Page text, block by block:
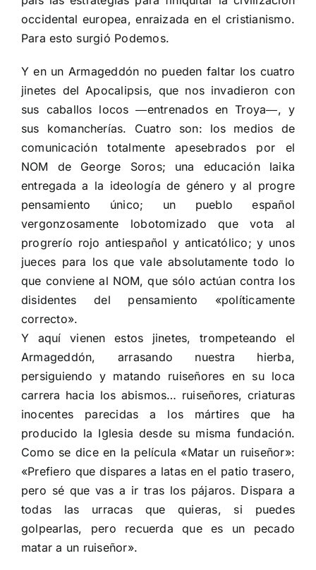
occidental europea, enraizada en el cristianismo.
Para esto surgió Podemos.
Y en un Armageddón no pueden faltar los cuatro
jinetes del Apocalipsis, que nos invadieron con
sus caballos locos ―entrenados en Troya―, y
sus komancherías. Cuatro son: los medios de
comunicación totalmente apesebrados por el
NOM de George Soros; una educación laika
entregada a la ideología de género y al progre
pensamiento único; un pueblo español
vergonzosamente lobotomizado que vota al
progrerío rojo antiespañol y anticatólico; y unos
jueces para los que vale absolutamente todo lo
que conviene al NOM, que sólo actúan contra los
disidentes del pensamiento «políticamente
correcto».
Y aquí vienen estos jinetes, trompeteando el
Armageddón, arrasando nuestra hierba,
persiguiendo y matando ruiseñores en su loca
carrera hacia los abismos… ruiseñores, criaturas
inocentes parecidas a los mártires que ha
producido la Iglesia desde su misma fundación.
Como se dice en la película «Matar un ruiseñor»:
«Prefiero que dispares a latas en el patio trasero,
pero sé que vas a ir tras los pájaros. Dispara a
todas las urracas que quieras, si puedes
golpearlas, pero recuerda que es un pecado
matar a un ruiseñor».